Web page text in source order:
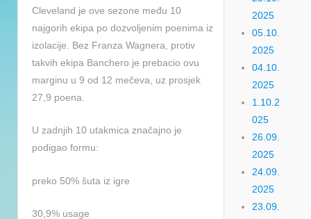
Cleveland je ove sezone među 10
najgorih ekipa po dozvoljenim poenima iz
izolacije. Bez Franza Wagnera, protiv
takvih ekipa Banchero je prebacio ovu
marginu u 9 od 12 mečeva, uz prosjek
27,9 poena.
U zadnjih 10 utakmica značajno je
podigao formu:
preko 50% šuta iz igre
30,9% usage
2025
05.10.
2025
04.10.
2025
1.10.2
025
26.09.
2025
24.09.
2025
23.09.